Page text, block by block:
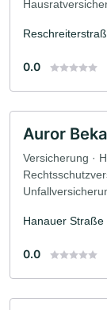
0.0
Auror
Versicherung ·
Hanauer
0.0